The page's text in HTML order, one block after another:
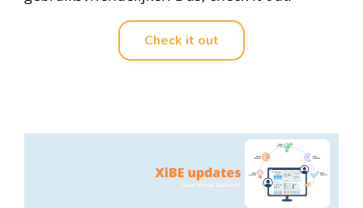
Check it out